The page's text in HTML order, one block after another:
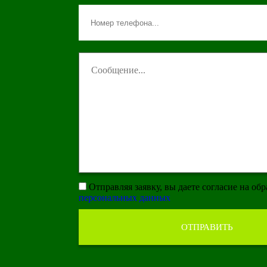
Отправляя заявку, вы даете согласие на
персональных данных